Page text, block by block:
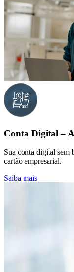
Conta Digital –
Sua conta digital sem
cartão empresarial.
Saiba mais